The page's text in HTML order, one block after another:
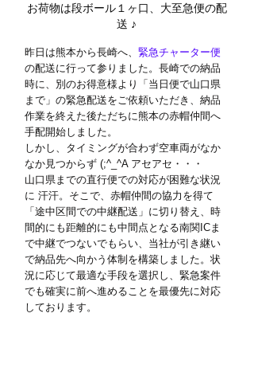
お荷物は段ボール１ヶ口、大至急便の配
送 ♪
昨日は熊本から長崎へ、 緊急チャーター便
の配送に行って参りました。長崎での納品
時に、別のお得意様より「当日便で山口県
まで」の緊急配送をご依頼いただき、納品
作業を終えた後ただちに熊本の赤帽仲間へ
手配開始しました。
しかし、タイミングが合わず空車両がなか
なか見つからず (;^_^A アセアセ・・・
山口県までの直行便での対応が困難な状況
に 汗汗。そこで、赤帽仲間の協力を得て
「途中区間での中継配送」に切り替え、時
間的にも距離的にも中間点となる南関ICま
で中継でつないでもらい、当社が引き継い
で納品先へ向かう体制を構築しました。状
況に応じて最適な手段を選択し、緊急案件
でも確実に前へ進めることを最優先に対応
しております。